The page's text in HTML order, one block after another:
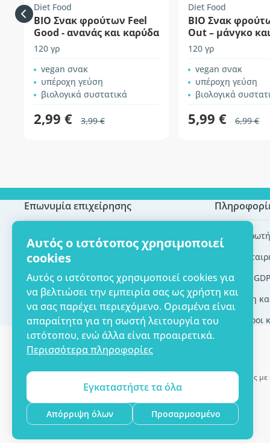
Αυτός ο ιστότοπος χρησιμοποιεί
cookies
Αυτός ο ιστότοπος χρησιμοποιεί cookies για
να βελτιώσει την εμπειρία σας ως χρήστη και
να σας παρέχει περιεχόμενο. Ορισμένα είναι
απαραίτητα για τη σωστή λειτουργία του
ιστότοπου, ενώ άλλα είναι προαιρετικά.
Περισσότερα πληροφορίες
Εγκαταστήστε τα όλα
Απόρριψη όλων Προσαρμοσμένο
Diet Food
ΒΙΟ Σνακ φρούτων Feel
Good - ανανάς και καρύδα
120 γρ
vegan σνακ
υπέροχη γεύση
βιολογικά συστατικά
2,99 € 3,99 €
Diet Food
BIO Σνακ
Out – μάνγκο
120 γρ
vegan σνακ
υπέροχη γεύση
βιολογικά
5,99 € 6,99 €
Επωνυμία επιχείρησης
Πιστοποίηση ECO
Επικοινωνία
Σχετικά με εμάς
Συχνές
Brands/
Εργαλεία
Παράδοση
Γενικοί
Δυνατότητα πληρωμής
Copyright © 2012 - 2026   |   Be Healthy Group d.o.o.